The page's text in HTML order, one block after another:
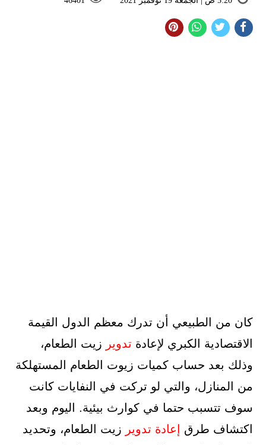
كان من الطبيعي أن تدرك معظم الدول القيمة
الاقتصادية الكبري لإعادة تدوير زيت الطعام،
وذلك بعد حساب كميات زيوت الطعام المستهلكة
من المنازل، والتي لو تركت في النفايات كانت
سوف تتسبب حتما في كوارث بيئية. اليوم وبعد
اكتشاف طرق
إعادة تدوير زيت الطعام، وتحديد